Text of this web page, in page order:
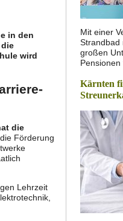
in den
wird
die
Förderung
Lehrzeit
Mit einer
Strandbad
großen
Kärnten